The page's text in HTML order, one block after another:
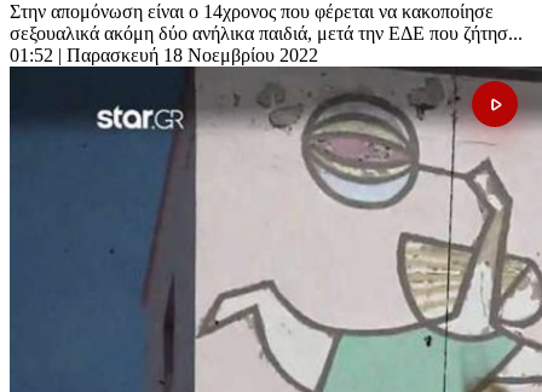
Στην απομόνωση είναι ο 14χρονος που φέρεται να κακοποίησε
σεξουαλικά ακόμη δύο ανήλικα παιδιά, μετά την ΕΔΕ που ζήτησ...
01:52 | Παρασκευή 18 Νοεμβρίου 2022